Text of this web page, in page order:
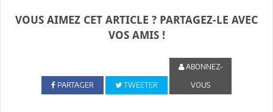
VOUS AIMEZ CET ARTICLE ? PARTAGEZ-LE AVEC
VOS AMIS !
PARTAGER TWEETER
ABONNEZ-
VOUS